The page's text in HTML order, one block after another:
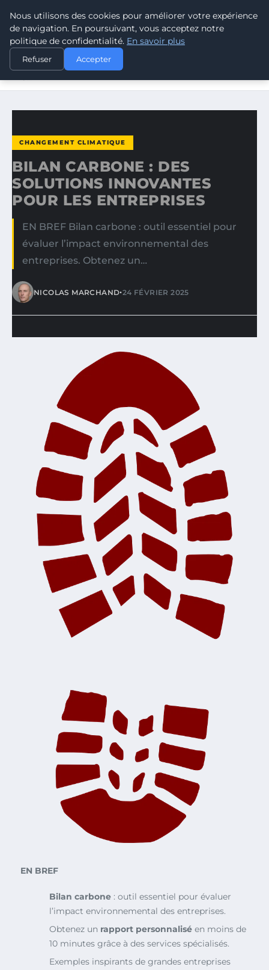
CLIMATE RESPONSE BLOG
ACCUEIL
CHANGEMENT CLIMATIQUE
BILAN CARBONE : DES SOLUTIONS INNOVANTES POUR
CHANGEMENT CLIMATIQUE
BILAN CARBONE : DES
SOLUTIONS INNOVANTES
POUR LES ENTREPRISES
EN BREF Bilan carbone : outil essentiel pour
évaluer l’impact environnemental des
entreprises. Obtenez un…
NICOLAS MARCHAND•24 FÉVRIER 2025
EN BREF
Bilan carbone : outil essentiel pour évaluer
l’impact environnemental des entreprises.
Obtenez un rapport personnalisé en moins de
10 minutes grâce à des services spécialisés.
Exemples inspirants de grandes entreprises
Nous utilisons des cookies pour améliorer votre expérience
de navigation. En poursuivant, vous acceptez notre
politique de confidentialité. En savoir plus
Refuser Accepter